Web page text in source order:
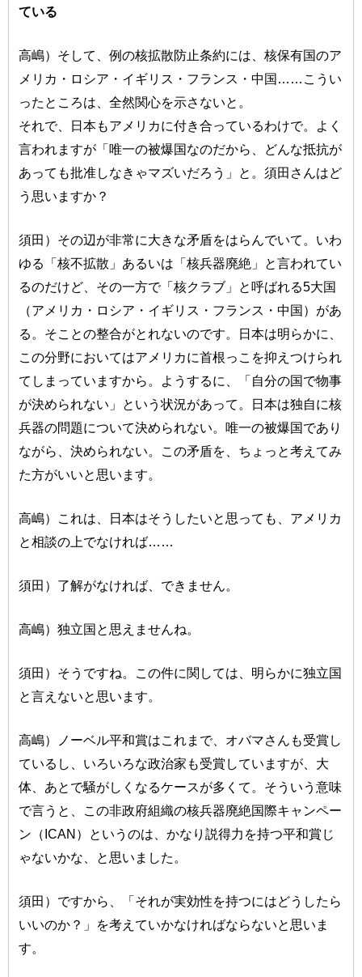
ている
高嶋）そして、例の核拡散防止条約には、核保有国のア
メリカ・ロシア・イギリス・フランス・中国……こうい
ったところは、全然関心を示さないと。
それで、日本もアメリカに付き合っているわけで。よく
言われますが「唯一の被爆国なのだから、どんな抵抗が
あっても批准しなきゃマズいだろう」と。須田さんはど
う思いますか？
須田）その辺が非常に大きな矛盾をはらんでいて。いわ
ゆる「核不拡散」あるいは「核兵器廃絶」と言われてい
るのだけど、その一方で「核クラブ」と呼ばれる5大国
（アメリカ・ロシア・イギリス・フランス・中国）があ
る。そことの整合がとれないのです。日本は明らかに、
この分野においてはアメリカに首根っこを抑えつけられ
てしまっていますから。ようするに、「自分の国で物事
が決められない」という状況があって。日本は独自に核
兵器の問題について決められない。唯一の被爆国であり
ながら、決められない。この矛盾を、ちょっと考えてみ
た方がいいと思います。
高嶋）これは、日本はそうしたいと思っても、アメリカ
と相談の上でなければ……
須田）了解がなければ、できません。
高嶋）独立国と思えませんね。
須田）そうですね。この件に関しては、明らかに独立国
と言えないと思います。
高嶋）ノーベル平和賞はこれまで、オバマさんも受賞し
ているし、いろいろな政治家も受賞していますが、大
体、あとで騒がしくなるケースが多くて。そういう意味
で言うと、この非政府組織の核兵器廃絶国際キャンペー
ン（ICAN）というのは、かなり説得力を持つ平和賞じ
ゃないかな、と思いました。
須田）ですから、「それが実効性を持つにはどうしたら
いいのか？」を考えていかなければならないと思いま
す。